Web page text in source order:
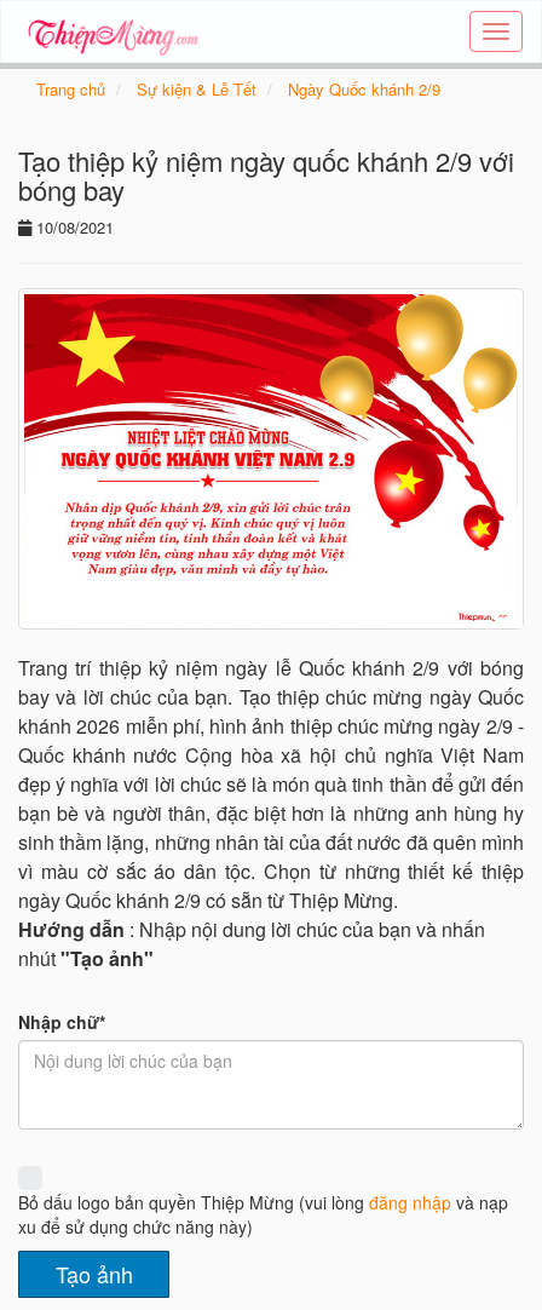
Tạo
thiệp
các
chủ
Trang chủ Sự kiện & Lễ Tết Ngày Quốc khánh 2/9
Tạo thiệp kỷ niệm ngày quốc khánh 2/9 với
bóng bay
10/08/2021
Trang trí thiệp kỷ niệm ngày lễ Quốc khánh 2/9 với bóng
bay và lời chúc của bạn. Tạo thiệp chúc mừng ngày Quốc
khánh 2026 miễn phí, hình ảnh thiệp chúc mừng ngày 2/9 -
Quốc khánh nước Cộng hòa xã hội chủ nghĩa Việt Nam
đẹp ý nghĩa với lời chúc sẽ là món quà tinh thần để gửi đến
bạn bè và người thân, đặc biệt hơn là những anh hùng hy
sinh thầm lặng, những nhân tài của đất nước đã quên mình
vì màu cờ sắc áo dân tộc. Chọn từ những thiết kế thiệp
ngày Quốc khánh 2/9 có sẵn từ Thiệp Mừng.
Hướng dẫn : Nhập nội dung lời chúc của bạn và nhấn
nhút"Tạo ảnh"
Nhập chữ*
Bỏ dấu logo bản quyền Thiệp Mừng (vui lòng đăng nhập và nạp
xu để sử dụng chức năng này)